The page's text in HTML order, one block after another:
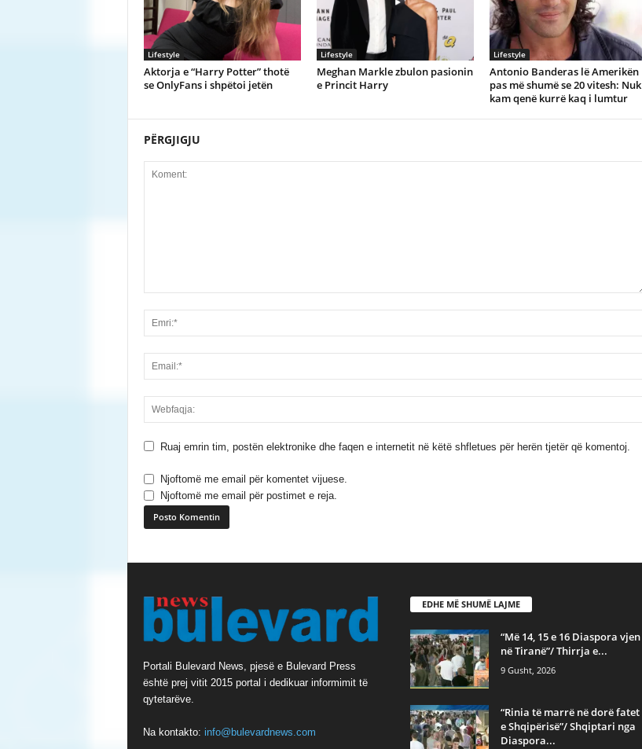
Lifestyle
Aktorja e “Harry Potter” thotë
se OnlyFans i shpëtoi jetën
Lifestyle
Meghan Markle zbulon pasionin
e Princit Harry
Lifestyle
Antonio Banderas lë Amerikën
pas më shumë se 20 vitesh: Nuk
kam qenë kurrë kaq i lumtur
PËRGJIGJU
Ruaj emrin tim, postën elektronike dhe faqen e internetit në këtë shfletues për herën tjetër që komentoj.
Njoftomë me email për komentet vijuese.
Njoftomë me email për postimet e reja.
t
i
v
:
Portali Bulevard News, pjesë e Bulevard Press
është prej vitit 2015 portal i dedikuar informimit të
qytetarëve.
Na kontakto: info@bulevardnews.com
EDHE MË SHUMË LAJME
“Më 14, 15 e 16 Diaspora vjen
në Tiranë”/ Thirrja e...
9 Gusht, 2026
“Rinia të marrë në dorë fatet
e Shqipërisë”/ Shqiptari nga
Diaspora...